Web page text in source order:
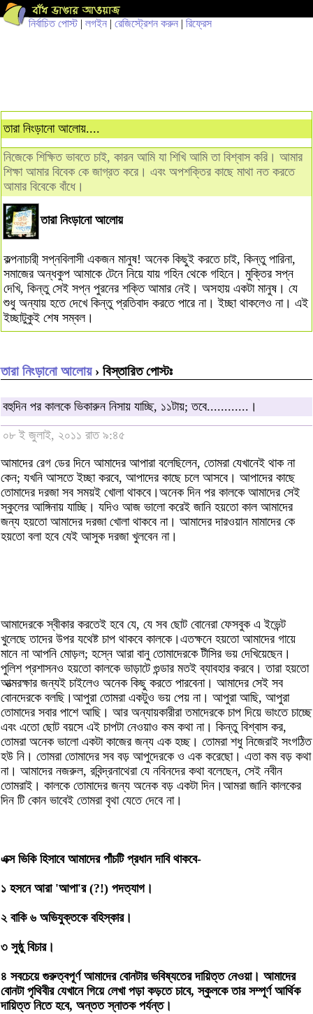
নির্বাচিত পোস্ট| লগইন | রেজিস্ট্রেশন করুন | রিফ্রেস
তারা নিংড়ানো আলোয়....
নিজেকে শিক্ষিত ভাবতে চাই, কারন আমি যা শিখি আমি তা বিশ্বাস করি। আমার
শিক্ষা আমার বিবেক কে জাগ্রত করে। এবং অপশক্তির কাছে মাথা নত করতে
আমার বিবেকে বাঁধে।
তারা নিংড়ানো আলোয়
কল্পনাচারী্‌ সপ্নবিলাসী একজন মানুষ! অনেক কিছুই করতে চাই, কিন্তু পারিনা,
সমাজের অন্ধকুপ আমাকে টেনে নিয়ে যায় গহিন থেকে গহিনে। মুক্তির সপ্ন
দেখি, কিন্তু সেই সপ্ন পুরনের শক্তি আমার নেই। অসহায় একটা মানুষ। যে
শুধু অন্যায় হতে দেখে কিন্তু প্রতিবাদ করতে পারে না। ইচ্ছা থাকলেও না। এই
ইচ্ছাটুকুই শেষ সম্বল।
তারা নিংড়ানো আলোয়› বিস্তারিত পোস্টঃ
বহুদিন পর কালকে ভিকারুন নিসায় যাচ্ছি, ১১টায়; তবে............।
০৮ ই জুলাই, ২০১১ রাত ৯:৪৫
আমাদের রেগ ডের দিনে আমাদের আপারা বলেছিলেন, তোমরা যেখানেই থাক না
কেন; যখনি আসতে ইচ্ছা করবে, আপাদের কাছে চলে আসবে। আপাদের কাছে
তোমাদের দরজা সব সময়ই খোলা থাকবে।অনেক দিন পর কালকে আমাদের সেই
স্কুলের আঙ্গিনায় যাচ্ছি। যদিও আজ ভালো করেই জানি হয়তো কাল আমাদের
জন্য হয়তো আমাদের দরজা খোলা থাকবে না। আমাদের দারওয়ান মামাদের কে
হয়তো বলা হবে যেই আসুক দরজা খুলবেন না।
আমাদেরকে স্বীকার করতেই হবে যে, যে সব ছোট বোনেরা ফেসবুক এ ইভেন্ট
খুলেছে তাদের উপর যথেষ্ট চাপ থাকবে কালকে।এতক্ষনে হয়তো আমাদের গায়ে
মানে না আপনি মোড়ল; হস্নে আরা বানু তোমাদেরকে টীসির ভয় দেখিয়েছেন।
পুলিশ প্রশাসনও হয়তো কালকে ভাড়াটে গুন্ডার মতই ব্যাবহার করবে। তারা হয়তো
আত্মরক্ষার জন্যই চাইলেও অনেক কিছু করতে পারবেনা। আমাদের সেই সব
বোনদেরকে বলছি।আপুরা তোমরা একটুও ভয় পেয় না। আপুরা আছি, আপুরা
তোমাদের সবার পাশে আছি। আর অন্যায়কারীরা তমাদেরকে চাপ দিয়ে ভাংতে চাচ্ছে
এবং এতো ছোট বয়সে এই চাপটা নেওয়াও কম কথা না। কিন্তু বিশ্বাস কর,
তোমরা অনেক ভালো একটা কাজের জন্য এক হচ্ছ। তোমরা শধু নিজেরাই সংগঠিত
হউ নি। তোমরা তোমাদের সব বড় আপুদেরকে ও এক করেছো। এতা কম বড় কথা
না। আমাদের নজরুল, রবিন্দ্রনাথেরা যে নবিনদের কথা বলেছেন, সেই নবীন
তোমরাই। কালকে তোমাদের জন্য অনেক বড় একটা দিন।আমরা জানি কালকের
দিন টি কোন ভাবেই তোমরা বৃথা যেতে দেবে না।
এক্স ভিকি হিসাবে আমাদের পাঁচটি প্রধান দাবি থাকবে-
১ হসনে আরা 'আপা'র (?!) পদত্যাগ।
২ বাকি ৬ অভিযুক্তকে বহিস্কার।
৩ সুষ্ঠু বিচার।
৪ সবচেয়ে গুরুত্বপূর্ণ আমাদের বোনটার ভবিষ্যতের দায়িত্ত নেওয়া। আমাদের
বোনটা পৃথিবীর যেখানে গিয়ে লেখা পড়া কড়তে চাবে, স্কুলকে তার সম্পূর্ণ আর্থিক
দায়িত্ত নিতে হবে, অন্তত স্নাতক পর্যন্ত।